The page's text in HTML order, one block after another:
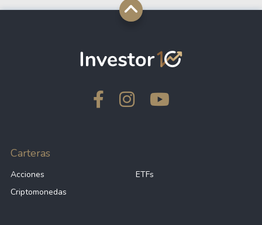
Carteras
Acciones
ETFs
Criptomonedas